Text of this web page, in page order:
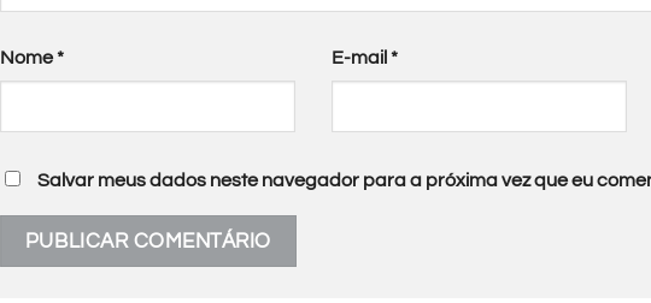
Nome* E-mail *
Salvar meus dados neste navegador para a próxima vez que eu